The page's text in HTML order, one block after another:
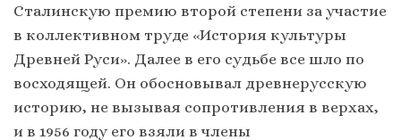
Сталинскую премию второй степени за участие
в коллективном труде «История культуры
Древней Руси». Далее в его судьбе все шло по
восходящей. Он обосновывал древнерусскую
историю, не вызывая сопротивления в верхах,
и в 1956 году его взяли в члены